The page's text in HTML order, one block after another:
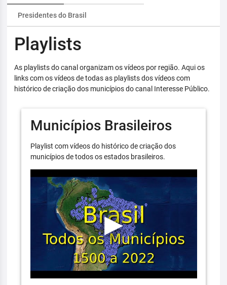
Presidentes do Brasil
Playlists
As playlists do canal organizam os vídeos por região. Aqui os
links com os vídeos de todas as playlists dos vídeos com
histórico de criação dos municípios do canal Interesse Público.
Municípios Brasileiros
Playlist com vídeos do histórico de criação dos
municípios de todos os estados brasileiros.